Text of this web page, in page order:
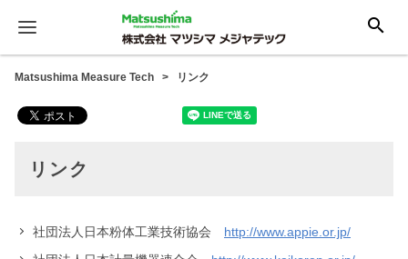
search
Matsushima Measure Tech リンク
リンク
社団法人日本粉体工業技術協会 http://www.appie.or.jp/